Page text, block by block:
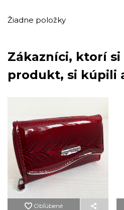
Žiadne položky
Zákazníci, ktorí
produkt, si kúpili
Obľúbené